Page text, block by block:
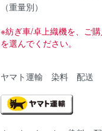
（重量別）
※紡ぎ車/卓上織機を、ご
を選んでください。
ヤマト運輸 染料 配送